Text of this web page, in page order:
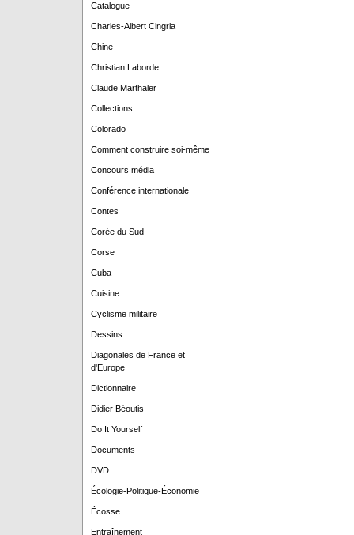
Catalogue
Charles-Albert Cingria
Chine
Christian Laborde
Claude Marthaler
Collections
Colorado
Comment construire soi-même
Concours média
Conférence internationale
Contes
Corée du Sud
Corse
Cuba
Cuisine
Cyclisme militaire
Dessins
Diagonales de France et
d'Europe
Dictionnaire
Didier Béoutis
Do It Yourself
Documents
DVD
Écologie-Politique-Économie
Écosse
Entraînement